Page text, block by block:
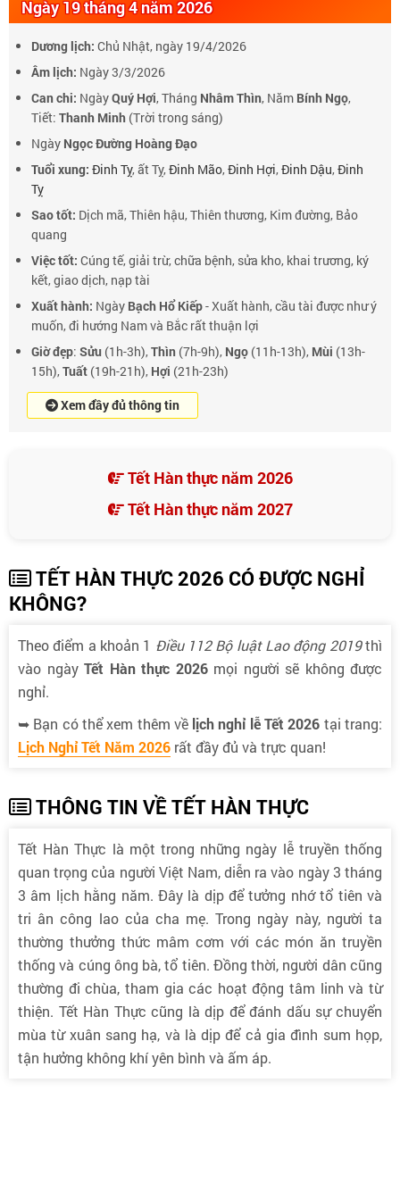
Ngày 19 tháng 4 năm 2026
Dương lịch: Chủ Nhật, ngày 19/4/2026
Âm lịch: Ngày 3/3/2026
Can chi: NgàyQuý Hợi, Tháng Nhâm Thìn, Năm Bính Ngọ,
Tiết: Thanh Minh (Trời trong sáng)
Ngày Ngọc Đường Hoàng Đạo
Tuổi xung: Đinh Tỵ, ất Tỵ,Đinh Mão,Đinh Hợi,Đinh Dậu,Đinh
Tỵ
Sao tốt: Dịch mã, Thiên hậu, Thiên thương, Kim đường, Bảo
quang
Việc tốt: Cúng tế, giải trừ, chữa bệnh, sửa kho, khai trương, ký
kết, giao dịch, nạp tài
Xuất hành: Ngày Bạch Hổ Kiếp- Xuất hành, cầu tài được như ý
muốn, đi hướng Nam và Bắc rất thuận lợi
Giờ đẹp: Sửu (1h-3h),Thìn (7h-9h), Ngọ (11h-13h), Mùi (13h-
15h),Tuất (19h-21h), Hợi (21h-23h)
Xem đầy đủ thông tin
Tết Hàn thực năm 2026
Tết Hàn thực năm 2027
TẾT HÀN THỰC 2026 CÓ ĐƯỢC NGHỈ
KHÔNG?
Theo điểm a khoản 1 Điều 112 Bộ luật Lao động 2019thì
vào ngày Tết Hàn thực 2026mọi người sẽ không được
nghỉ.
➥ Bạn có thể xem thêm về lịch nghỉ lễ Tết 2026 tại trang:
Lịch Nghỉ Tết Năm 2026 rất đầy đủ và trực quan!
THÔNG TIN VỀ TẾT HÀN THỰC
Tết Hàn Thực là một trong những ngày lễ truyền thống
quan trọng của người Việt Nam, diễn ra vào ngày 3 tháng
3 âm lịch hằng năm. Đây là dịp để tưởng nhớ tổ tiên và
tri ân công lao của cha mẹ. Trong ngày này, người ta
thường thưởng thức mâm cơm với các món ăn truyền
thống và cúng ông bà, tổ tiên. Đồng thời, người dân cũng
thường đi chùa, tham gia các hoạt động tâm linh và từ
thiện. Tết Hàn Thực cũng là dịp để đánh dấu sự chuyển
mùa từ xuân sang hạ, và là dịp để cả gia đình sum họp,
tận hưởng không khí yên bình và ấm áp.